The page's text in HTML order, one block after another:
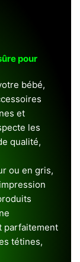
pour
bébé,
et
les
qualité,
ou en gris,
parfaitement
tétines,